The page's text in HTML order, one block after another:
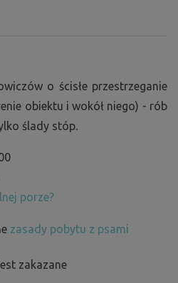
o ścisłe przestrzeganie
obiektu i wokół niego) - rób
ślady stóp.
porze?
zasady pobytu z psami
zakazane